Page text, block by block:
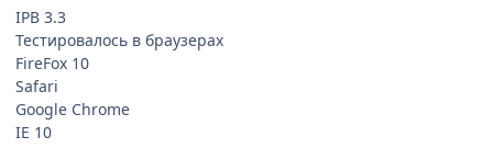
IPB 3.3
Тестировалось в браузерах
FireFox 10
Safari
Google Chrome
IE 10